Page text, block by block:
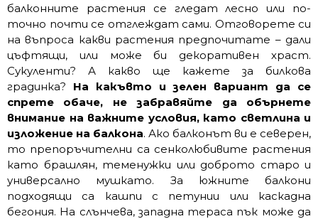
балконните растения се гледат лесно или по-
точно почти се отглеждат сами. Отговорете си
на въпроса какви растения предпочитате – дали
цъфтящи, или може би декоративен храст.
Сукуленти? А какво ще кажете за билкова
градинка? На какъвто и зелен вариант да се
спрете обаче, не забравяйте да обърнете
внимание на важните условия, като светлина и
изложение на балкона. Ако балконът ви е северен,
то препоръчителни са сенколюбивите растения
като брашлян, теменужки или доброто старо и
универсално мушкато. За южните балкони
подходящи са кашпи с петунии или каскадна
бегония. На слънчева, западна тераса пък може да